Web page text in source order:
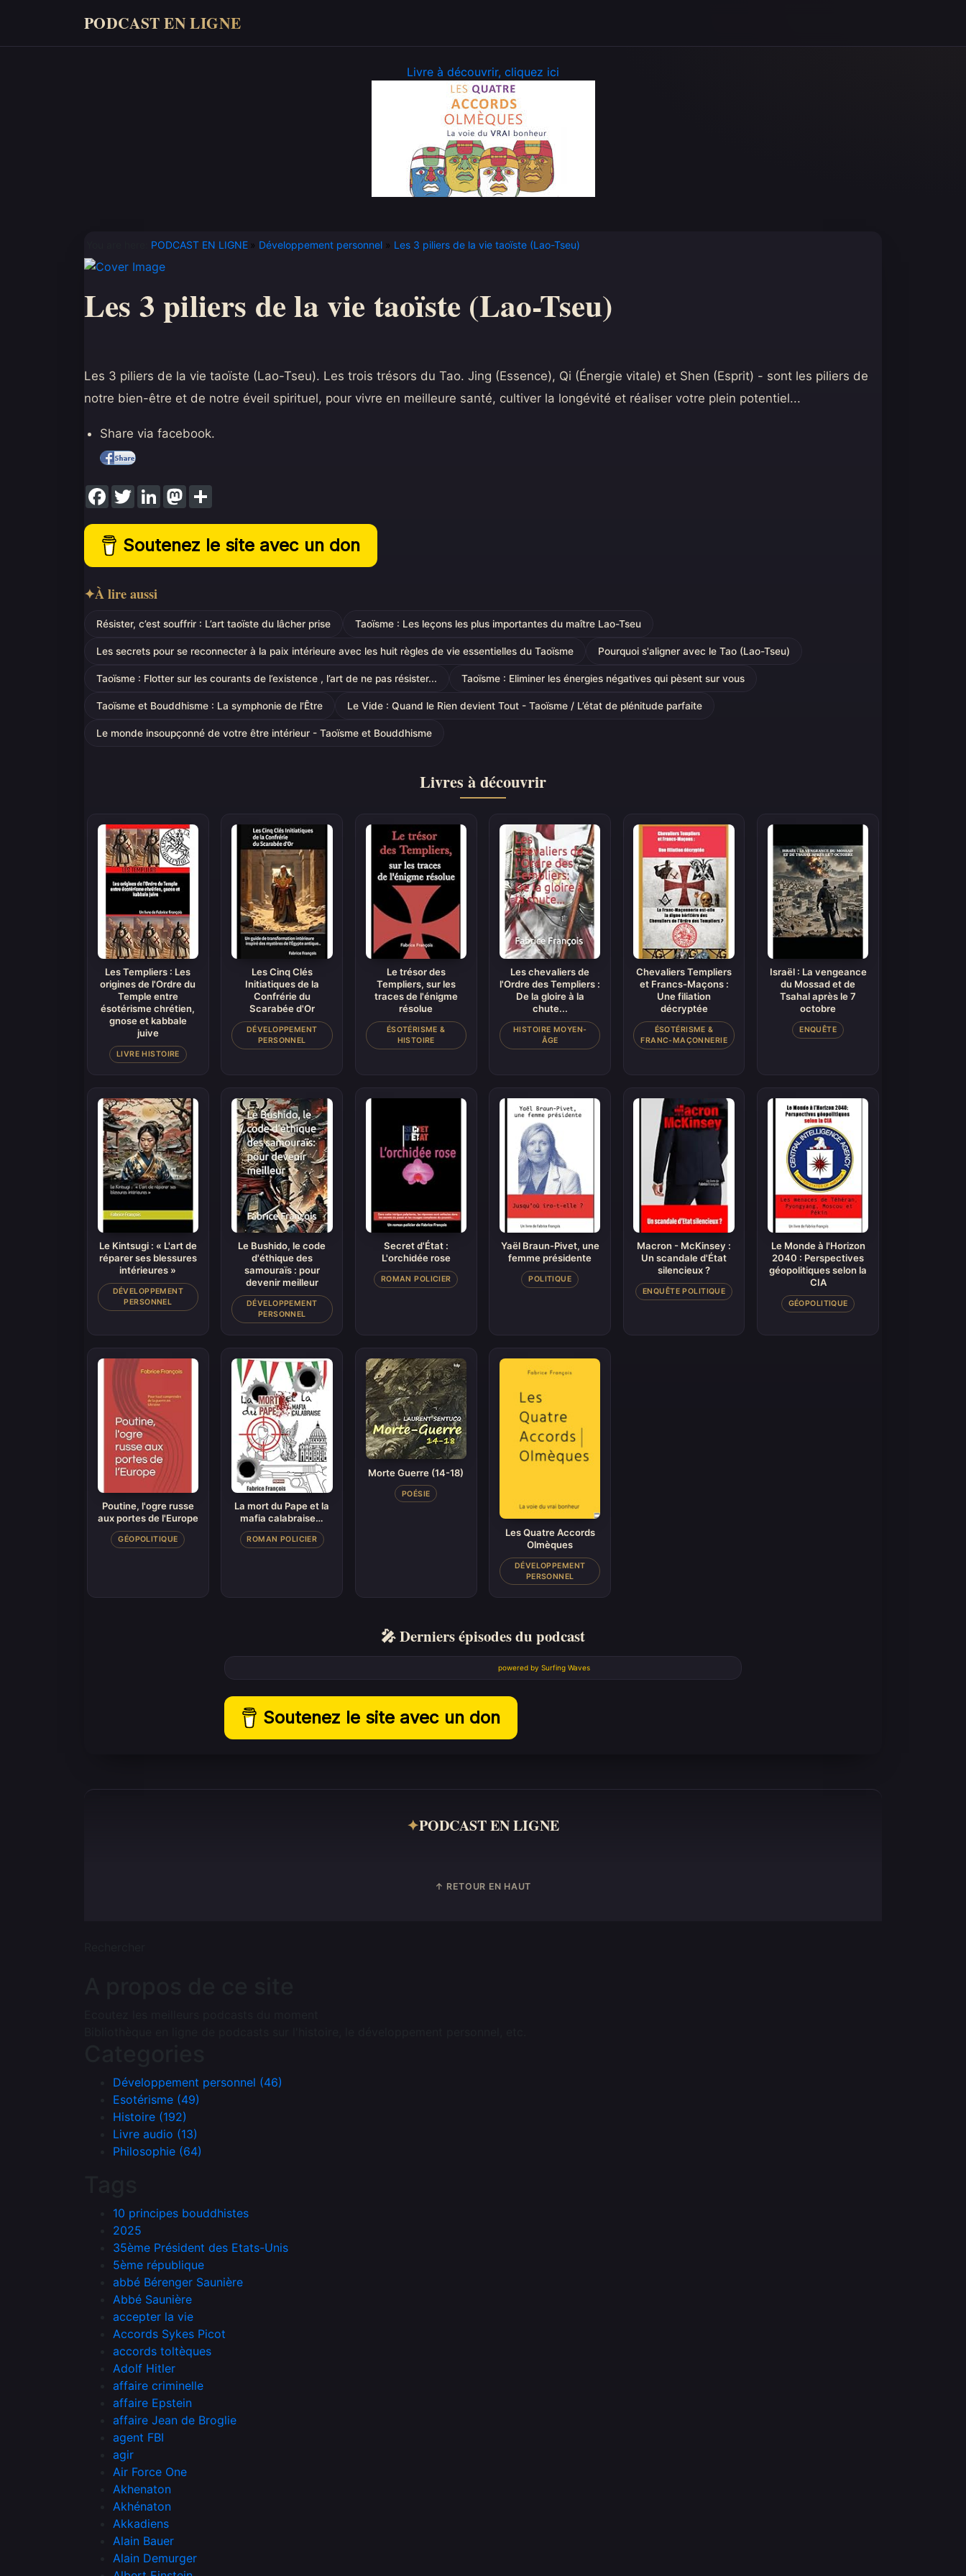
Livre à découvrir, cliquez ici
PODCAST EN LIGNE
PODCAST EN LIGNE Développement personnel Les 3 piliers de la vie taoïste (Lao-Tseu)
Les 3 piliers de la vie taoïste (Lao-Tseu)
Les 3 piliers de la vie taoïste (Lao-Tseu). Les trois trésors du Tao. Jing (Essence), Qi (Énergie vitale) et Shen (Esprit) - sont les piliers de
notre bien-être et de notre éveil spirituel, pour vivre en meilleure santé, cultiver la longévité et réaliser votre plein potentiel...
Share via facebook.
F
a
e
b
o
o
k
T
w
t
e
L
k
d
n
M
t
d
n
r
Soutenez le site avec un don
À lire aussi
Résister, c’est souffrir : L’art taoïste du lâcher prise Taoïsme : Les leçons les plus importantes du maître Lao-Tseu
Les secrets pour se reconnecter à la paix intérieure avec les huit règles de vie essentielles du Taoïsme Pourquoi s'aligner avec le Tao (Lao-Tseu)
Taoïsme : Flotter sur les courants de l’existence , l’art de ne pas résister... Taoïsme : Eliminer les énergies négatives qui pèsent sur vous
Taoïsme et Bouddhisme : La symphonie de l'Être Le Vide : Quand le Rien devient Tout - Taoïsme / L’état de plénitude parfaite
Le monde insoupçonné de votre être intérieur - Taoïsme et Bouddhisme
Livres à découvrir
Les Templiers : Les
origines de l'Ordre du
Temple entre
ésotérisme chrétien,
gnose et kabbale
juive
LIVRE HISTOIRE
Les Cinq Clés
Initiatiques de la
Confrérie du
Scarabée d'Or
DÉVELOPPEMENT
PERSONNEL
Le trésor des
Templiers, sur les
traces de l'énigme
résolue
ÉSOTÉRISME &
HISTOIRE
Les chevaliers de
l'Ordre des Templiers :
De la gloire à la
chute...
HISTOIRE MOYEN-
ÂGE
Chevaliers Templiers
et Francs-Maçons :
Une filiation
décryptée
ÉSOTÉRISME &
FRANC-MAÇONNERIE
Israël : La vengeance
du Mossad et de
Tsahal après le 7
octobre
ENQUÊTE
Le Kintsugi : « L'art de
réparer ses blessures
intérieures »
DÉVELOPPEMENT
PERSONNEL
Le Bushido, le code
d'éthique des
samouraïs : pour
devenir meilleur
DÉVELOPPEMENT
PERSONNEL
Secret d'État :
L'orchidée rose
ROMAN POLICIER
Yaël Braun-Pivet, une
femme présidente
POLITIQUE
Macron - McKinsey :
Un scandale d'État
silencieux ?
ENQUÊTE POLITIQUE
Le Monde à l'Horizon
2040 : Perspectives
géopolitiques selon la
CIA
GÉOPOLITIQUE
Poutine, l'ogre russe
aux portes de l'Europe
GÉOPOLITIQUE
La mort du Pape et la
mafia calabraise…
ROMAN POLICIER
Morte Guerre (14-18)
POÉSIE
Les Quatre Accords
Olmèques
DÉVELOPPEMENT
PERSONNEL
🎤 Derniers épisodes du podcast
powered by Surfing Waves
Soutenez le site avec un don
✦PODCAST EN LIGNE
↑ RETOUR EN HAUT
Développement personnel (46)
Esotérisme (49)
Histoire (192)
Livre audio (13)
Philosophie (64)
10 principes bouddhistes
2025
35ème Président des Etats-Unis
5ème république
abbé Bérenger Saunière
Abbé Saunière
accepter la vie
Accords Sykes Picot
accords toltèques
Adolf Hitler
affaire criminelle
affaire Epstein
affaire Jean de Broglie
agent FBI
agir
Air Force One
Akhenaton
Akhénaton
Akkadiens
Alain Bauer
Alain Demurger